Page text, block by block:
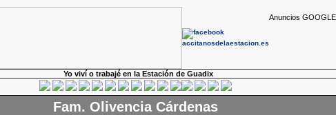
Anuncios
Yo viví o trabajé en la Estación de Guadix
Fam. Olivencia Cárdenas